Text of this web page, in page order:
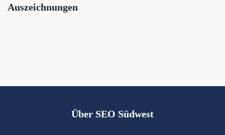
Auszeichnungen
Über SEO Südwest